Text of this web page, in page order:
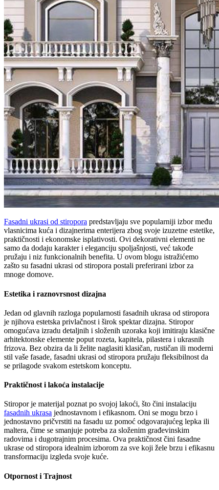
Fasadni ukrasi od stiropora predstavljaju sve popularniji izbor među
vlasnicima kuća i dizajnerima enterijera zbog svoje izuzetne estetike,
praktičnosti i ekonomske isplativosti. Ovi dekorativni elementi ne
samo da dodaju karakter i eleganciju spoljašnjosti, već takođe
pružaju i niz funkcionalnih benefita. U ovom blogu istražićemo
zašto su fasadni ukrasi od stiropora postali preferirani izbor za
mnoge domove.
Estetika i raznovrsnost dizajna
Jedan od glavnih razloga popularnosti fasadnih ukrasa od stiropora
je njihova estetska privlačnost i širok spektar dizajna. Stiropor
omogućava izradu detaljnih i složenih uzoraka koji imitiraju klasične
arhitektonske elemente poput rozeta, kapitela, pilastera i ukrasnih
frizova. Bez obzira da li želite naglasiti klasičan, rustičan ili moderni
stil vaše fasade, fasadni ukrasi od stiropora pružaju fleksibilnost da
se prilagode svakom estetskom konceptu.
Praktičnost i lakoća instalacije
Stiropor je materijal poznat po svojoj lakoći, što čini instalaciju
fasadnih ukrasa jednostavnom i efikasnom. Oni se mogu brzo i
jednostavno pričvrstiti na fasadu uz pomoć odgovarajućeg lepka ili
maltera, čime se smanjuje potreba za složenim građevinskim
radovima i dugotrajnim procesima. Ova praktičnost čini fasadne
ukrase od stiropora idealnim izborom za sve koji žele brzu i efikasnu
transformaciju izgleda svoje kuće.
Otpornost i Trajnost